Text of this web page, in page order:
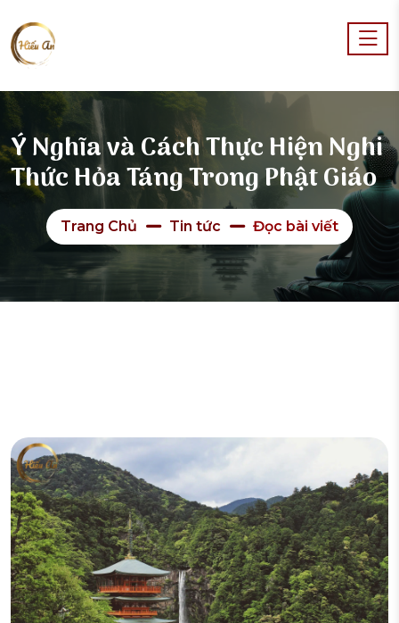
Ý Nghĩa và Cách Thực Hiện Nghi
Thức Hỏa Táng Trong Phật Giáo
Trang Chủ Tin tức Đọc bài viết